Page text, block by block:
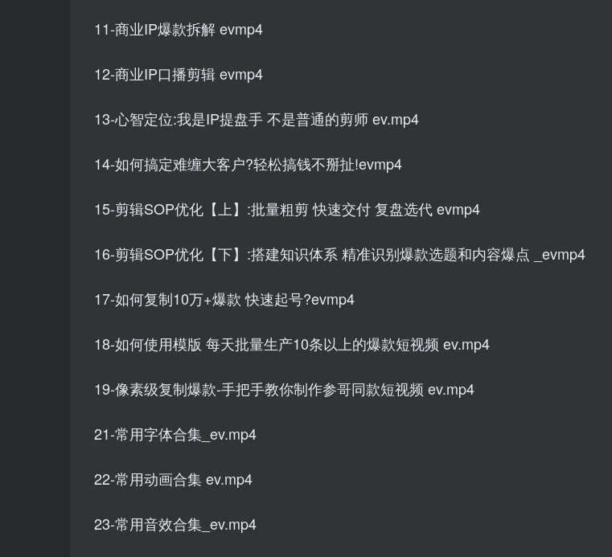
11-商业IP爆款拆解 evmp4
12-商业IP口播剪辑 evmp4
13-心智定位:我是IP提盘手 不是普通的剪师 ev.mp4
14-如何搞定难缠大客户?轻松搞钱不掰扯!evmp4
15-剪辑SOP优化【上】:批量粗剪 快速交付 复盘选代 evmp4
16-剪辑SOP优化【下】:搭建知识体系 精准识别爆款选题和内容爆点 _evmp4
17-如何复制10万+爆款 快速起号?evmp4
18-如何使用模版 每天批量生产10条以上的爆款短视频 ev.mp4
19-像素级复制爆款-手把手教你制作参哥同款短视频 ev.mp4
21-常用字体合集_ev.mp4
22-常用动画合集 ev.mp4
23-常用音效合集_ev.mp4